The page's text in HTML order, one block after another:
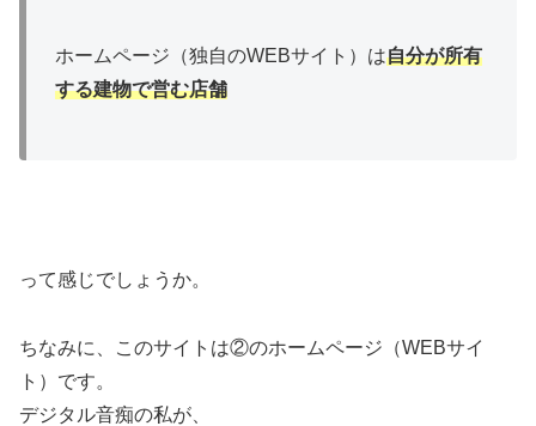
ホームページ（独自のWEBサイト）は自分が所有
する建物で営む店舗
って感じでしょうか。
ちなみに、このサイトは②のホームページ（WEBサイ
ト）です。
デジタル音痴の私が、